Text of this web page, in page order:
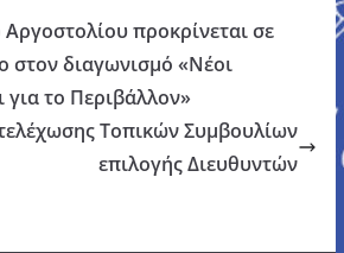
προκρίνεται σε
στον διαγωνισμό «Νέοι
το Περιβάλλον»
Τοπικών Συμβουλίων
επιλογής Διευθυντών